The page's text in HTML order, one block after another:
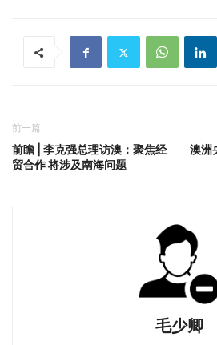
前一篇
前瞻 | 李克强总理访澳：聚焦经
贸合作 将涉及南海问题
澳洲
毛少卿